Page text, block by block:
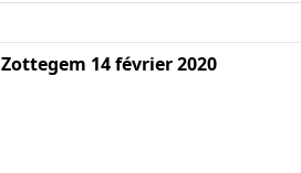
Zottegem 14 février 2020